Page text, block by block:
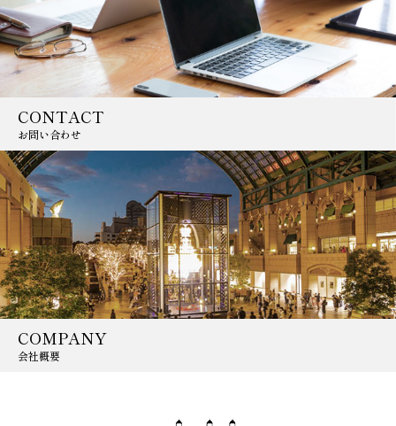
CONTACT
お問い合わせ
COMPANY
会社概要